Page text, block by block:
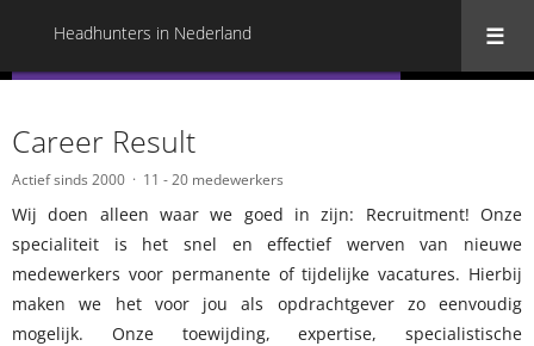
Headhunters in Nederland
Career Result
Actief sinds 2000 11 - 20 medewerkers
Wij doen alleen waar we goed in zijn: Recruitment! Onze
specialiteit is het snel en effectief werven van nieuwe
medewerkers voor permanente of tijdelijke vacatures. Hierbij
maken we het voor jou als opdrachtgever zo eenvoudig
mogelijk. Onze toewijding, expertise, specialistische